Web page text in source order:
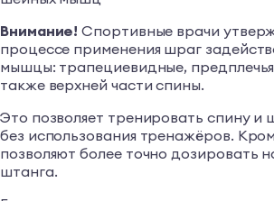
Внимание! Спортивные врачи
процессе применения шраг
мышцы: трапециевидные,
также верхней части спины.
Это позволяет тренировать спину и
без использования тренажёров.
позволяют более точно дозировать
штанга.